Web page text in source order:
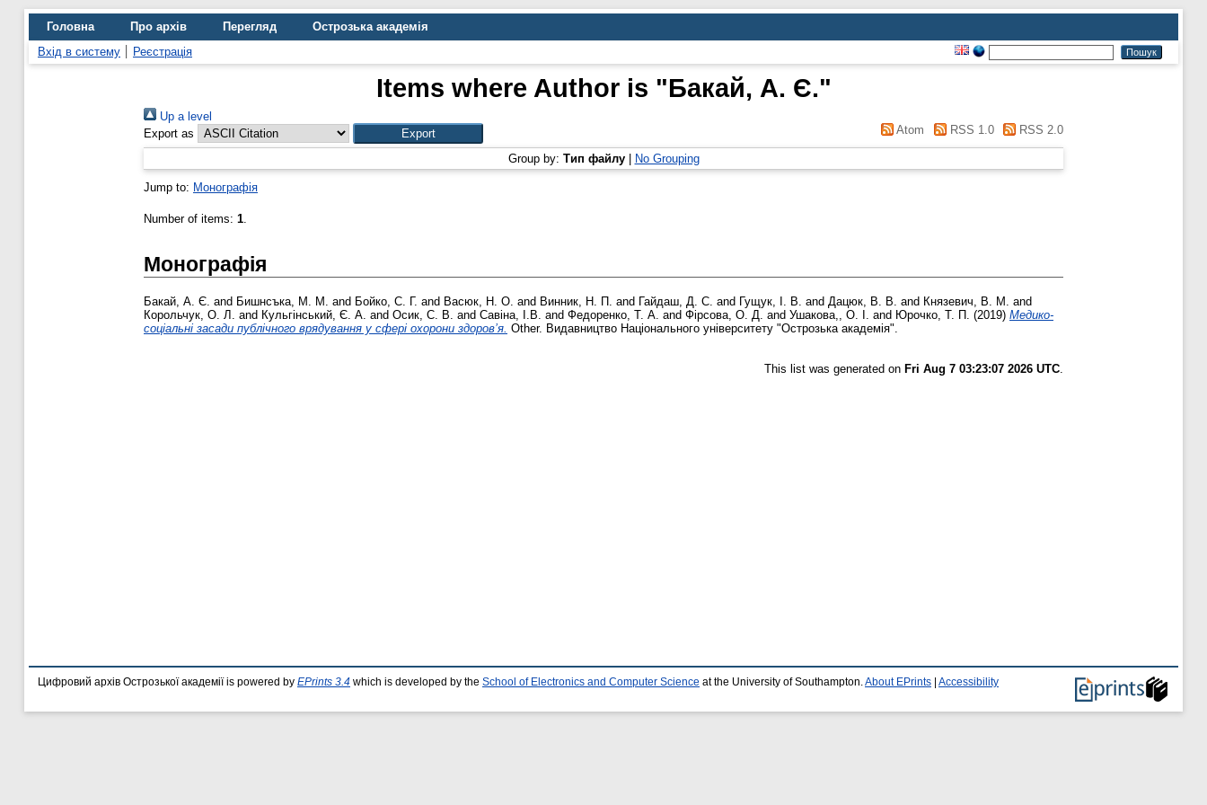
Головна Про архів Перегляд
Острозька академія
Вхід в систему
Реєстрація
Items where Author is "Бакай, А. Є."
Up a level
Export as
Atom RSS 1.0 RSS 2.0
Group by: Тип файлу| No Grouping
Jump to: Монографія
Number of items: 1.
Монографія
Бакай, А. Є. and Бишнсъка, М. М. and Бойко, С. Г. and Васюк, Н. О. and Винник, Н. П. and Гайдаш, Д. С. and Гущук, І. В. and Дацюк, В. В. and Князевич, В. М. and
Корольчук, О. Л. and Кульгінський, Є. А. and Осик, С. В. and Савіна, І.В. and Федоренко, Т. А. and Фірсова, О. Д. and Ушакова,, O. І. and Юрочко, Т. П. (2019) Медико-
соціальні засади публічного врядування у сфері охорони здоров’я. Other. Видавництво Національного університету "Острозька академія".
This list was generated on Fri Aug 7 03:23:07 2026 UTC.
Цифровий архів Острозької академії is powered by EPrints 3.4 which is developed by the School of Electronics and Computer Science at the University of Southampton. About EPrints Accessibility